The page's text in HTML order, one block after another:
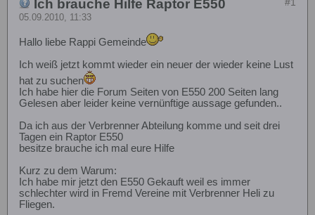
Ich brauche Hilfe Raptor E550
05.09.2010, 11:33
Hallo liebe Rappi Gemeinde
Ich weiß jetzt kommt wieder ein neuer der wieder keine Lust
hat zu suchen
Ich habe hier die Forum Seiten von E550 200 Seiten lang
Gelesen aber leider keine vernünftige aussage gefunden..
Da ich aus der Verbrenner Abteilung komme und seit drei
Tagen ein Raptor E550
besitze brauche ich mal eure Hilfe
Kurz zu dem Warum:
Ich habe mir jetzt den E550 Gekauft weil es immer
schlechter wird in Fremd Vereine mit Verbrenner Heli zu
Fliegen.